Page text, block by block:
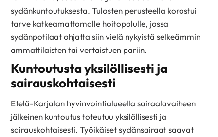
sydänkuntoutuksesta. Tulosten perusteella korostui
tarve katkeamattomalle hoitopolulle, jossa
sydänpotilaat ohjattaisiin vielä nykyistä selkeämmin
ammattilaisten tai vertaistuen pariin.
Kuntoutusta yksilöllisesti ja
sairauskohtaisesti
Etelä-Karjalan hyvinvointialueella sairaalavaiheen
jälkeinen kuntoutus toteutuu yksilöllisesti ja
sairauskohtaisesti. Työikäiset sydänsairaat saavat